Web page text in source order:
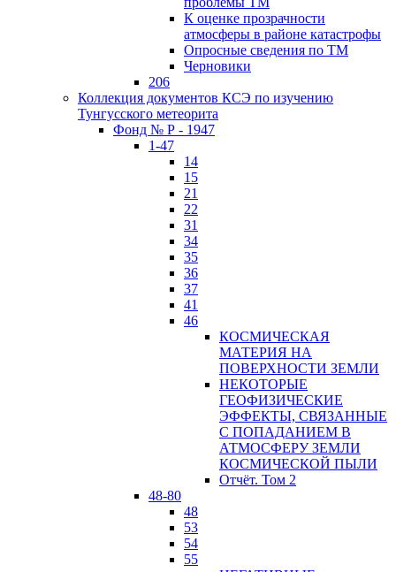
К оценке прозрачности
атмосферы в районе катастрофы
Опросные сведения по ТМ
Черновики
206
Коллекция документов КСЭ по изучению
Тунгусского метеорита
Фонд № Р - 1947
1-47
14
15
21
22
31
34
35
36
37
41
46
КОСМИЧЕСКАЯ
МАТЕРИЯ НА
ПОВЕРХНОСТИ ЗЕМЛИ
НЕКОТОРЫЕ
ГЕОФИЗИЧЕСКИЕ
ЭФФЕКТЫ, СВЯЗАННЫЕ
С ПОПАДАНИЕМ В
АТМОСФЕРУ ЗЕМЛИ
КОСМИЧЕСКОЙ ПЫЛИ
Отчёт. Том 2
48-80
48
53
54
55